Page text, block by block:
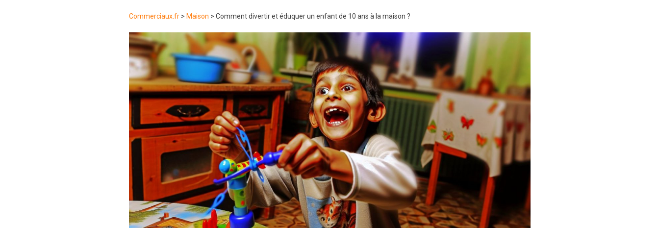
Commerciaux.fr> Maison > Comment divertir et éduquer un enfant de 10 ans à la maison ?